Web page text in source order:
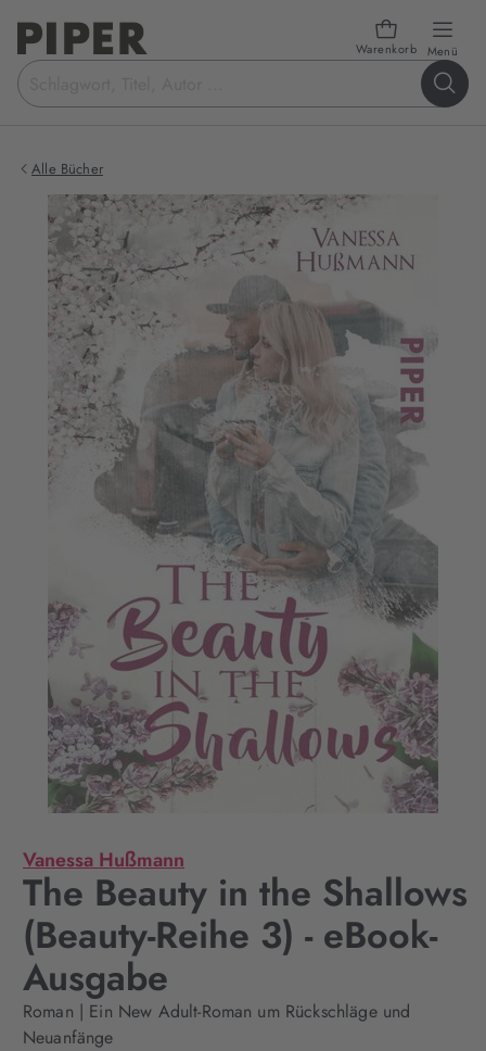
Warenkorb Menü
Suchbegriff
eingeben
Alle Bücher
Vanessa Hußmann
The Beauty in the Shallows
(Beauty-Reihe 3) - eBook-
Ausgabe
Roman | Ein New Adult-Roman um Rückschläge und
Neuanfänge